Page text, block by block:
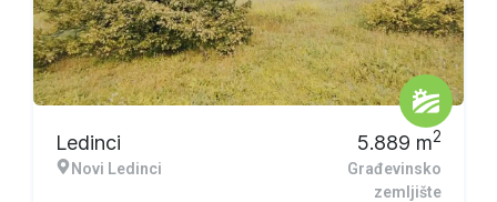
Ledinci
Novi Ledinci
5.889 m2
Građevinsko
zemljište